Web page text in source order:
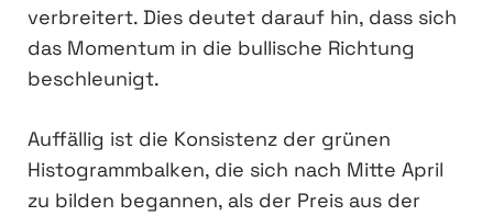
verbreitert. Dies deutet darauf hin, dass sich
das Momentum in die bullische Richtung
beschleunigt.
Auffällig ist die Konsistenz der grünen
Histogrammbalken, die sich nach Mitte April
zu bilden begannen, als der Preis aus der